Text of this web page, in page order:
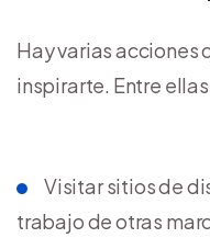
Hay varias acciones
inspirarte. Entre
Visitar sitios de
trabajo de otras